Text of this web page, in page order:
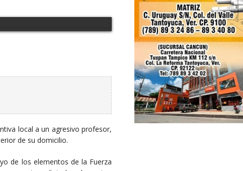
local a un agresivo profesor,
de su domicilio.
de los elementos de la Fuerza